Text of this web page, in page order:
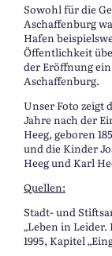
Sowohl für die
Aschaffenburg
Hafen
Öffentlichkeit
der Eröffnung
Aschaffenburg.
Unser Foto zeigt
Jahre nach der
Heeg, geboren
und die Kinder
Heeg und Karl
Quellen:
Stadt- und
„Leben in
1995, Kapitel